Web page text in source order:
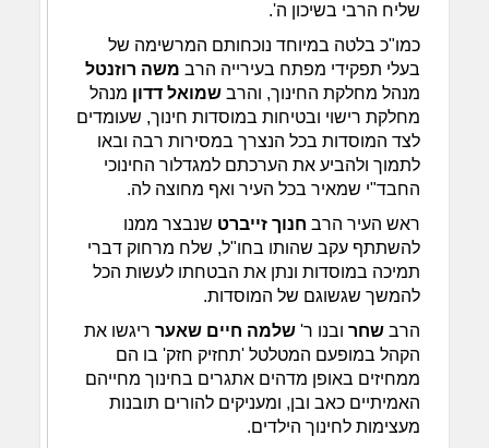
שליח הרבי בשיכון ה'.
כמו"כ בלטה במיוחד נוכחותם המרשימה של
בעלי תפקידי מפתח בעירייה הרב משה רוזנטל
מנהל מחלקת החינוך, והרב שמואל דדון מנהל
מחלקת רישוי ובטיחות במוסדות חינוך, שעומדים
לצד המוסדות בכל הנצרך במסירות רבה ובאו
לתמוך ולהביע את הערכתם למגדלור החינוכי
החבד"י שמאיר בכל העיר ואף מחוצה לה.
ראש העיר הרב חנוך זייברט שנבצר ממנו
להשתתף עקב שהותו בחו"ל, שלח מרחוק דברי
תמיכה במוסדות ונתן את הבטחתו לעשות הכל
להמשך שגשוגם של המוסדות.
הרבשחר ובנו ר'שלמה חיים שאער ריגשו את
הקהל במופעם המטלטל 'תחזיק חזק' בו הם
ממחיזים באופן מדהים אתגרים בחינוך מחייהם
האמיתיים כאב ובן, ומעניקים להורים תובנות
מעצימות לחינוך הילדים.